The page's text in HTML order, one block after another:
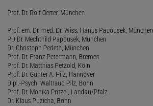
Prof. Dr. Rolf Oerter, München
Prof. em. Dr. med. Dr. Wiss. Hanus Papousek, München
PD Dr. Mechthild Papousek, München
Dr. Christoph Perleth, München
Prof. Dr. Franz Petermann, Bremen
Prof. Dr. Matthias Petzold, Köln
Prof. Dr. Gunter A. Pilz, Hannover
Dipl.-Psych. Waltraud Pilz, Bonn
Prof. Dr. Monika Pritzel, Landau/Pfalz
Dr. Klaus Puzicha, Bonn